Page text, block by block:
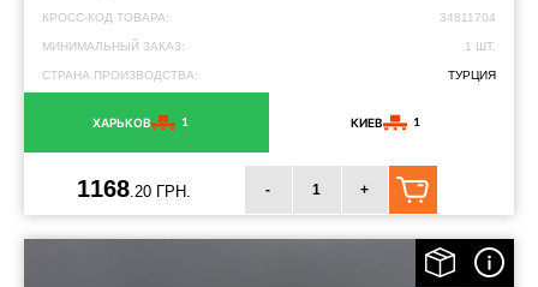
КРОСС-КОД ТОВАРА: 34811704
МИНИМАЛЬНЫЙ ЗАКАЗ: 1 ШТ.
СТРАНА ПРОИЗВОДСТВА: ТУРЦИЯ
ХАРЬКОВ 1 КИЕВ 1
1168 .20 ГРН. - +